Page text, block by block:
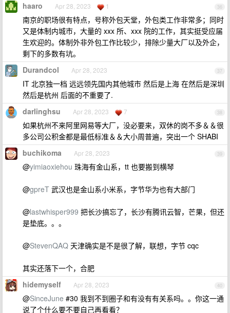
36
haaro Apr 28, 2023 1
南京的职场很有特点，号称外包天堂，外包类工作非常多；同时
又是体制内城市，大量的 xxx 所、xxx 院的工作，其实挺受应届
生欢迎的。体制外非外包工作比较少，排除少量大厂以及外企，
剩下的多数有坑。
37
Durandcol Apr 28, 2023
IT 北京独一档 远远领先国内其他城市 然后是上海 在然后是深圳
然后是杭州 后面的不重要了.
38
darlinghsu Apr 28, 2023 7
如果杭州不来阿里网易等大厂，没必要来，双休的岗不多＆＆很
多公司公积金都是最低标准＆＆大小周普遍，突出一个 SHABI
39
buchikoma Apr 28, 2023
@yimiaoxiehou 珠海有金山系，tt 也要搬到横琴
@gpreT 武汉也是金山系小米系，字节华为也有大部门
@lastwhisper999 把长沙搞忘了，长沙有腾讯云智，芒果，但还
是垫底。。。
@StevenQAQ 天津确实是不是很了解，联想，字节 cqc
其实还落下一个，合肥
40
hidemyself Apr 28, 2023
@SinceJune #30 我到不到圈子和有没有有关系吗。。你这一通
说了个什么要不要自己再看看？